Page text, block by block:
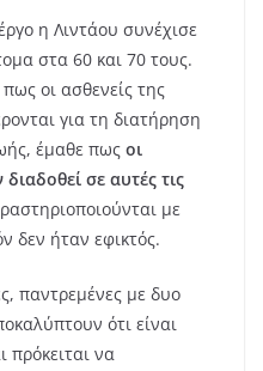
η Λιντάου συνέχισε
στα 60 και 70 τους.
οι ασθενείς της
για τη διατήρηση
έμαθε πως οι
σε αυτές τις
με
δεν ήταν εφικτός.
παντρεμένες με δυο
ότι είναι
πρόκειται να